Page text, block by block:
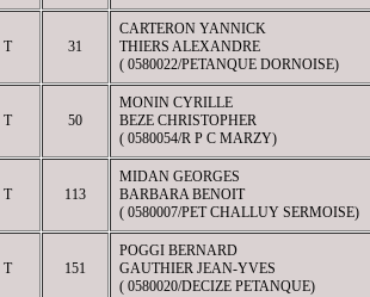
T 31
CARTERON YANNICK
THIERS ALEXANDRE
( 0580022/PETANQUE DORNOISE)
T 50
MONIN CYRILLE
BEZE CHRISTOPHER
( 0580054/R P C MARZY)
T 113
MIDAN GEORGES
BARBARA BENOIT
( 0580007/PET CHALLUY SERMOISE)
T 151
POGGI BERNARD
GAUTHIER JEAN-YVES
( 0580020/DECIZE PETANQUE)